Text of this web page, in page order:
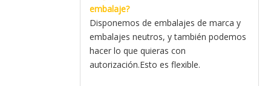
embalaje?
Disponemos de embalajes de marca y
embalajes neutros, y también podemos
hacer lo que quieras con
autorización.Esto es flexible.